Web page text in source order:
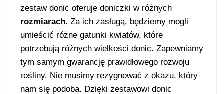
zestaw donic oferuje doniczki w różnych
rozmiarach. Za ich zasługą, będziemy mogli
umieścić różne gatunki kwiatów, które
potrzebują różnych wielkości donic. Zapewniamy
tym samym gwarancję prawidłowego rozwoju
rośliny. Nie musimy rezygnować z okazu, który
nam się podoba. Dzięki zestawowi donic